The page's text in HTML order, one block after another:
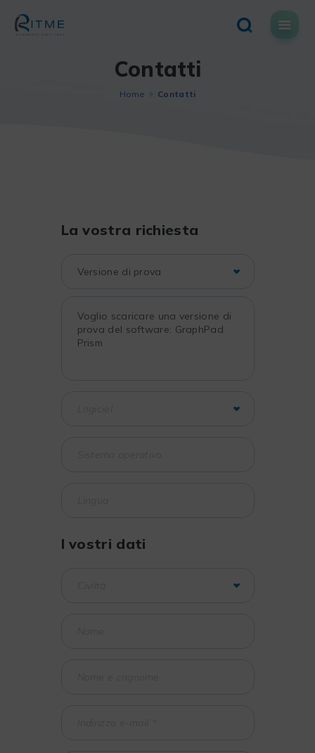
content
Contatti
Home Contatti
La vostra richiesta
I vostri dati